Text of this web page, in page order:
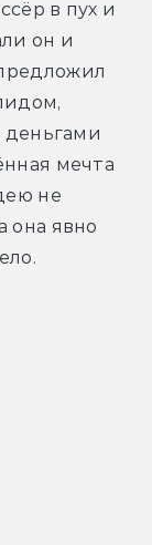
в пух и
он и
деньгами
мечта
не
она явно